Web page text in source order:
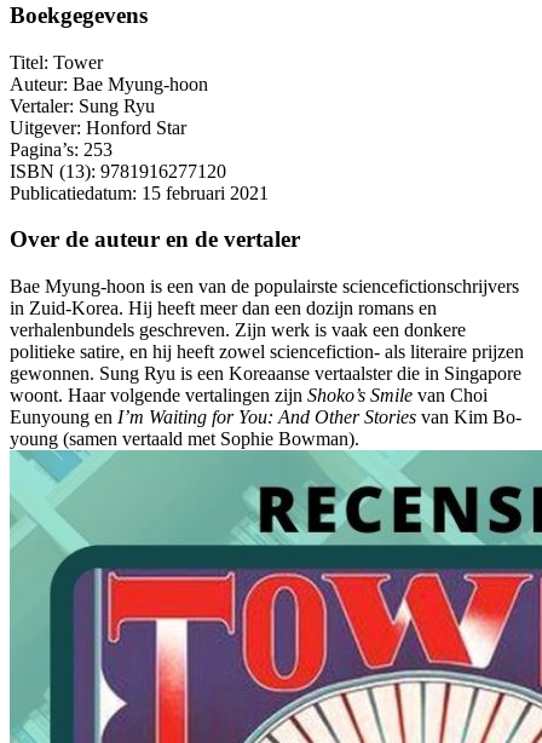
Boekgegevens
Titel: Tower
Auteur: Bae Myung-hoon
Vertaler: Sung Ryu
Uitgever: Honford Star
Pagina’s: 253
ISBN (13): 9781916277120
Publicatiedatum: 15 februari 2021
Over de auteur en de vertaler
Bae Myung-hoon is een van de populairste sciencefictionschrijvers
in Zuid-Korea. Hij heeft meer dan een dozijn romans en
verhalenbundels geschreven. Zijn werk is vaak een donkere
politieke satire, en hij heeft zowel sciencefiction- als literaire prijzen
gewonnen. Sung Ryu is een Koreaanse vertaalster die in Singapore
woont. Haar volgende vertalingen zijn Shoko’s Smile van Choi
Eunyoung en I’m Waiting for You: And Other Stories van Kim Bo-
young (samen vertaald met Sophie Bowman).